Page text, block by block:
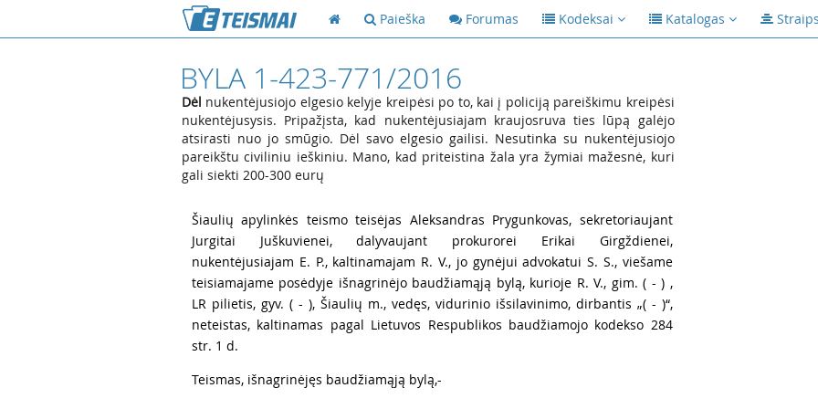
Paieška Forumas Kodeksai Katalogas
BYLA 1-423-771/2016
Dėl nukentėjusiojo elgesio kelyje kreipėsi po to, kai į policiją pareiškimu kreipėsi
nukentėjusysis. Pripažįsta, kad nukentėjusiajam kraujosruva ties lūpą galėjo
atsirasti nuo jo smūgio. Dėl savo elgesio gailisi. Nesutinka su nukentėjusiojo
pareikštu civiliniu ieškiniu. Mano, kad priteistina žala yra žymiai mažesnė, kuri
gali siekti 200-300 eurų
Šiaulių apylinkės teismo teisėjas Aleksandras Prygunkovas, sekretoriaujant
Jurgitai Juškuvienei, dalyvaujant prokurorei Erikai Girgždienei,
nukentėjusiajam E. P., kaltinamajam R. V., jo gynėjui advokatui S. S., viešame
teisiamajame posėdyje išnagrinėjo baudžiamąją bylą, kurioje R. V., gim. ( - ) ,
LR pilietis, gyv. ( - ), Šiaulių m., vedęs, vidurinio išsilavinimo, dirbantis „( - )“,
neteistas, kaltinamas pagal Lietuvos Respublikos baudžiamojo kodekso 284
str. 1 d.
Teismas, išnagrinėjęs baudžiamąją bylą,-